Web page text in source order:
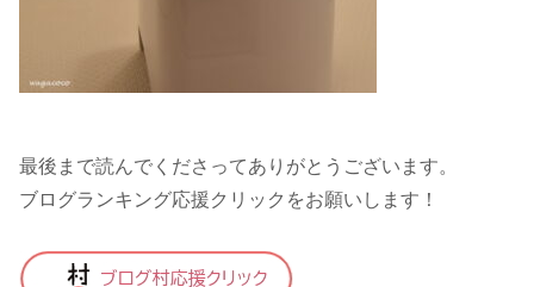
最後まで読んでくださってありがとうございます。
ブログランキング応援クリックをお願いします！